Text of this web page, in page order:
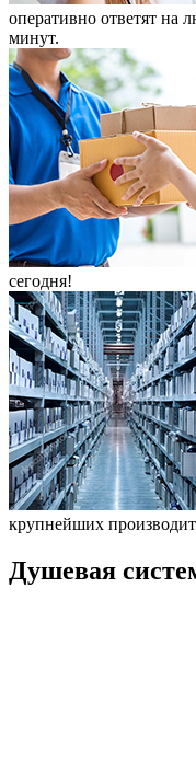
оперативно ответят на
минут.
сегодня!
крупнейших
Душевая